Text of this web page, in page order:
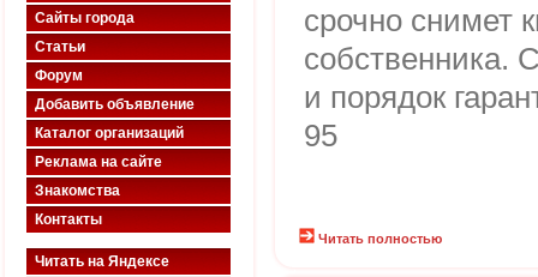
Сайты города
Статьи
Форум
Добавить объявление
Каталог организаций
Реклама на сайте
Знакомства
Контакты
Читать на Яндексе
срочно снимет
собственника.
и порядок
95
Читать полностью